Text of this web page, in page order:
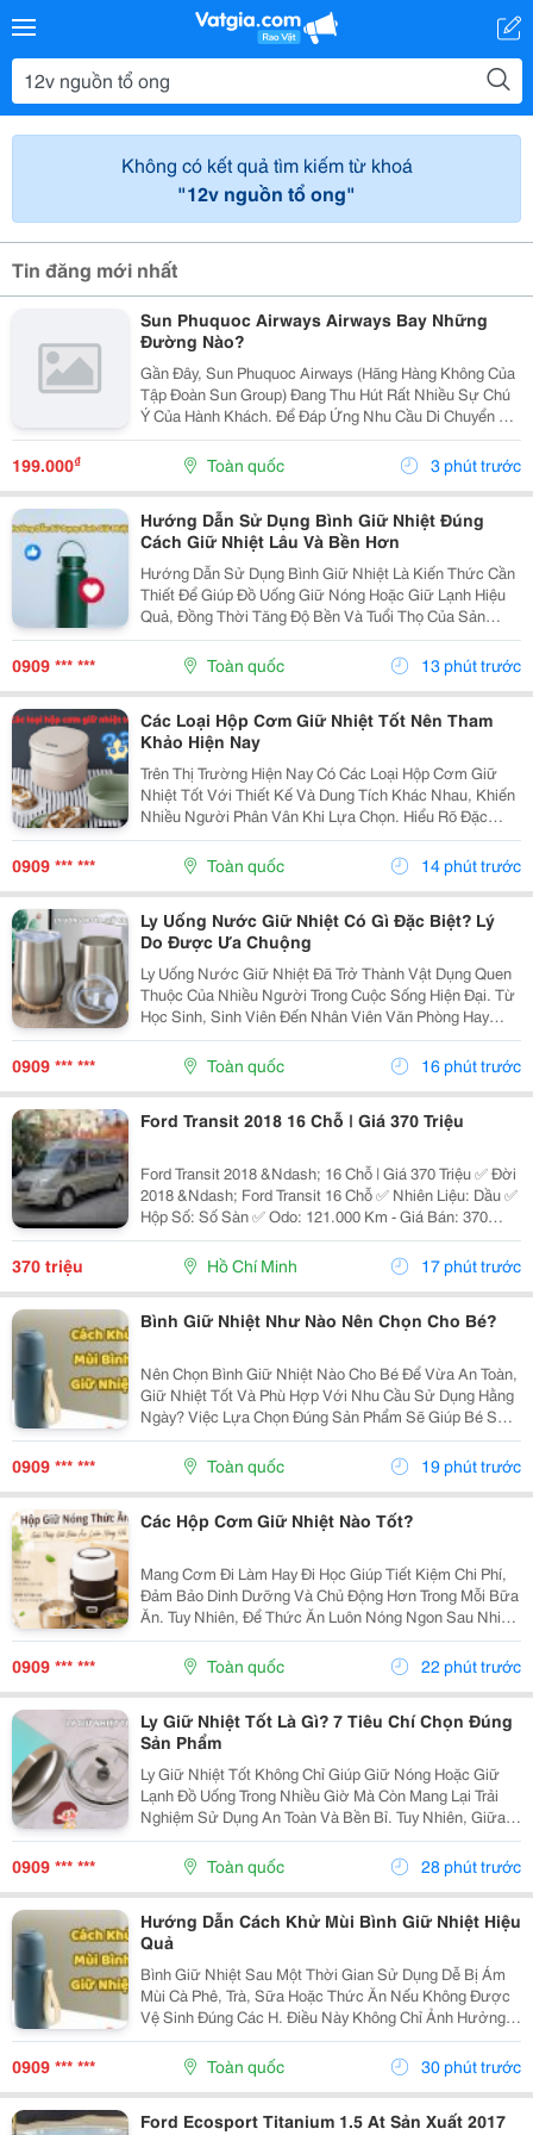
Không có kết quả tìm kiếm từ khoá
"12v nguồn tổ ong"
Tin đăng mới nhất
Sun Phuquoc Airways Airways Bay Những
Đường Nào?
Gần Đây, Sun Phuquoc Airways (Hãng Hàng Không Của
Tập Đoàn Sun Group) Đang Thu Hút Rất Nhiều Sự Chú
Ý Của Hành Khách. Để Đáp Ứng Nhu Cầu Di Chuyển Và
Du Lịch, Hãng Đang Liên Tục Mở Rộng Mạng Lưới Bay,
Kết Nối Trực Tiếp Phú Quốc Với Nhiều Tỉnh Thành...
199.000₫ Toàn quốc 3 phút trước
Hướng Dẫn Sử Dụng Bình Giữ Nhiệt Đúng
Cách Giữ Nhiệt Lâu Và Bền Hơn
Hướng Dẫn Sử Dụng Bình Giữ Nhiệt Là Kiến Thức Cần
Thiết Để Giúp Đồ Uống Giữ Nóng Hoặc Giữ Lạnh Hiệu
Quả, Đồng Thời Tăng Độ Bền Và Tuổi Thọ Của Sản
Phẩm. Trong Bài Viết Này, Cozycup Sẽ Chia Sẻ Cách Vệ
Sinh Bình Trước Khi Sử Dụng, Cách Dùng Đúng Mỗi...
0909 *** *** Toàn quốc 13 phút trước
Các Loại Hộp Cơm Giữ Nhiệt Tốt Nên Tham
Khảo Hiện Nay
Trên Thị Trường Hiện Nay Có Các Loại Hộp Cơm Giữ
Nhiệt Tốt Với Thiết Kế Và Dung Tích Khác Nhau, Khiến
Nhiều Người Phân Vân Khi Lựa Chọn. Hiểu Rõ Đặc
Điểm Của Từng Loại Sẽ Giúp Bạn Dễ Dàng Tìm Được
Sản Phẩm Phù Hợp Với Nhu Cầu Sử Dụng Hằng Ngày.
0909 *** *** Toàn quốc 14 phút trước
Ly Uống Nước Giữ Nhiệt Có Gì Đặc Biệt? Lý
Do Được Ưa Chuộng
Ly Uống Nước Giữ Nhiệt Đã Trở Thành Vật Dụng Quen
Thuộc Của Nhiều Người Trong Cuộc Sống Hiện Đại. Từ
Học Sinh, Sinh Viên Đến Nhân Viên Văn Phòng Hay
Người Thường Xuyên Di Chuyển Đều Có Thể Sử Dụng
Để Mang Theo Đồ Uống Yêu Thích. Vậy Điều Gì Khiến
0909 *** *** Toàn quốc 16 phút trước
Ford Transit 2018 16 Chỗ | Giá 370 Triệu
Ford Transit 2018 &Ndash; 16 Chỗ | Giá 370 Triệu ✅ Đời
2018 &Ndash; Ford Transit 16 Chỗ ✅ Nhiên Liệu: Dầu ✅
Hộp Số: Số Sàn ✅ Odo: 121.000 Km - Giá Bán: 370
Triệu - Xem Xe: 76/45/14 Đường 19, P. Linh Chiểu, Tp.
370 triệu Hồ Chí Minh 17 phút trước
Bình Giữ Nhiệt Như Nào Nên Chọn Cho Bé?
Nên Chọn Bình Giữ Nhiệt Nào Cho Bé Để Vừa An Toàn,
Giữ Nhiệt Tốt Và Phù Hợp Với Nhu Cầu Sử Dụng Hằng
Ngày? Việc Lựa Chọn Đúng Sản Phẩm Sẽ Giúp Bé Sử
Dụng Thuận Tiện Hơn Và Cha Mẹ Cũng Yên Tâm Hơn.
Cùng Khám Phá 7 Tiêu Chí Quan Trọng Ngay Dưới Đây
0909 *** *** Toàn quốc 19 phút trước
Các Hộp Cơm Giữ Nhiệt Nào Tốt?
Mang Cơm Đi Làm Hay Đi Học Giúp Tiết Kiệm Chi Phí,
Đảm Bảo Dinh Dưỡng Và Chủ Động Hơn Trong Mỗi Bữa
Ăn. Tuy Nhiên, Để Thức Ăn Luôn Nóng Ngon Sau Nhiều
Giờ, Việc Lựa Chọn Một Chiếc Hộp Cơm Giữ Nhiệt Nào
Tốt Là Điều Rất Quan Trọng. Bài Viết Dưới Đây Sẽ...
0909 *** *** Toàn quốc 22 phút trước
Ly Giữ Nhiệt Tốt Là Gì? 7 Tiêu Chí Chọn Đúng
Sản Phẩm
Ly Giữ Nhiệt Tốt Không Chỉ Giúp Giữ Nóng Hoặc Giữ
Lạnh Đồ Uống Trong Nhiều Giờ Mà Còn Mang Lại Trải
Nghiệm Sử Dụng An Toàn Và Bền Bỉ. Tuy Nhiên, Giữa
Hàng Trăm Mẫu Mã Trên Thị Trường, Không Phải Sản
Phẩm Nào Cũng Đáp Ứng Được Chất Lượng Như Mong
0909 *** *** Toàn quốc 28 phút trước
Hướng Dẫn Cách Khử Mùi Bình Giữ Nhiệt Hiệu
Quả
Bình Giữ Nhiệt Sau Một Thời Gian Sử Dụng Dễ Bị Ám
Mùi Cà Phê, Trà, Sữa Hoặc Thức Ăn Nếu Không Được
Vệ Sinh Đúng Các H. Điều Này Không Chỉ Ảnh Hưởng
Đến Hương Vị Đồ Uống Mà Còn Gây Mất Vệ Sinh. Hãy
Cùng Tìm Hiểu Những Cách Khử Mùi Bình Giữ Nhiệt
0909 *** *** Toàn quốc 30 phút trước
Ford Ecosport Titanium 1.5 At Sản Xuất 2017